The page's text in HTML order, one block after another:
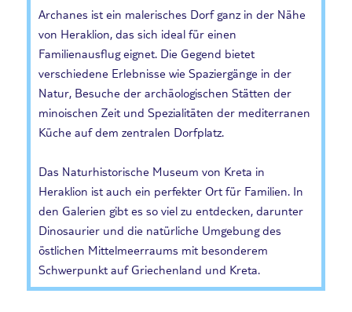
Archanes ist ein malerisches Dorf ganz in der Nähe
von Heraklion, das sich ideal für einen
Familienausflug eignet. Die Gegend bietet
verschiedene Erlebnisse wie Spaziergänge in der
Natur, Besuche der archäologischen Stätten der
minoischen Zeit und Spezialitäten der mediterranen
Küche auf dem zentralen Dorfplatz.
Das Naturhistorische Museum von Kreta in
Heraklion ist auch ein perfekter Ort für Familien. In
den Galerien gibt es so viel zu entdecken, darunter
Dinosaurier und die natürliche Umgebung des
östlichen Mittelmeerraums mit besonderem
Schwerpunkt auf Griechenland und Kreta.